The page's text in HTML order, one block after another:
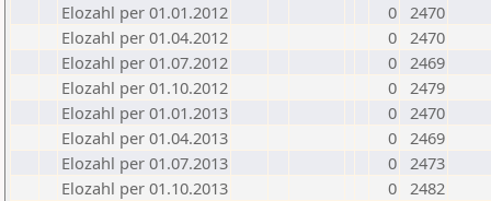
Elozahl per 01.01.2012
0 2470
Elozahl per 01.04.2012
0 2470
Elozahl per 01.07.2012
0 2469
Elozahl per 01.10.2012
0 2479
Elozahl per 01.01.2013
0 2470
Elozahl per 01.04.2013
0 2469
Elozahl per 01.07.2013
0 2473
Elozahl per 01.10.2013
0 2482